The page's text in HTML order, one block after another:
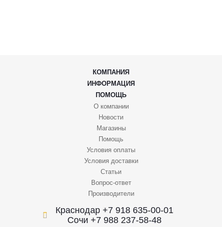
КОМПАНИЯ
ИНФОРМАЦИЯ
ПОМОЩЬ
О компании
Новости
Магазины
Помощь
Условия оплаты
Условия доставки
Статьи
Вопрос-ответ
Производители
Краснодар +7 918 635-00-01
Сочи +7 988 237-58-48